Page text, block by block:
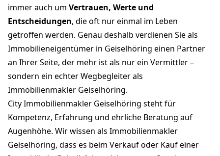
immer auch um Vertrauen, Werte und
Entscheidungen, die oft nur einmal im Leben
getroffen werden. Genau deshalb verdienen Sie als
Immobilieneigentümer in Geiselhöring einen Partner
an Ihrer Seite, der mehr ist als nur ein Vermittler –
sondern ein echter Wegbegleiter als
Immobilienmakler Geiselhöring.
City Immobilienmakler Geiselhöring steht für
Kompetenz, Erfahrung und ehrliche Beratung auf
Augenhöhe. Wir wissen als Immobilienmakler
Geiselhöring, dass es beim Verkauf oder Kauf einer